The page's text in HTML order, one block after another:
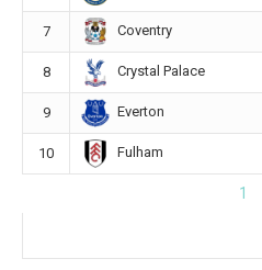
7 Coventry
8 Crystal Palace
9 Everton
10 Fulham
1